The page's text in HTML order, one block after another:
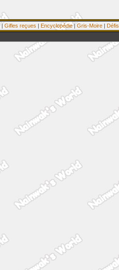
| Gifles reçues | Encyclopédie| Gris-Moire | Défis